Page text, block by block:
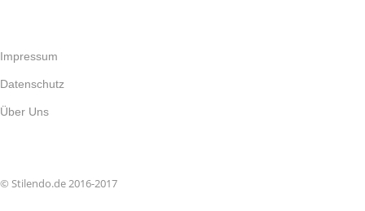
Impressum
Datenschutz
Über Uns
© Stilendo.de 2016-2017